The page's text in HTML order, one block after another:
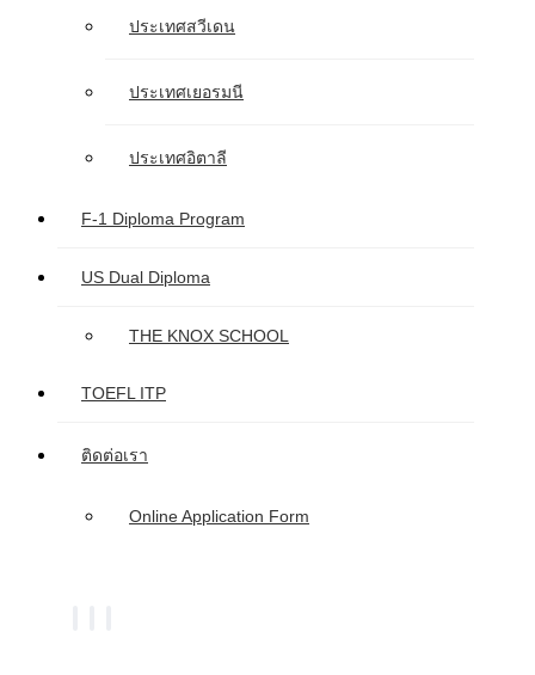
ประเทศสวีเดน
ประเทศเยอรมนี
ประเทศอิตาลี
F-1 Diploma Program
US Dual Diploma
THE KNOX SCHOOL
TOEFL ITP
ติดต่อเรา
Online Application Form